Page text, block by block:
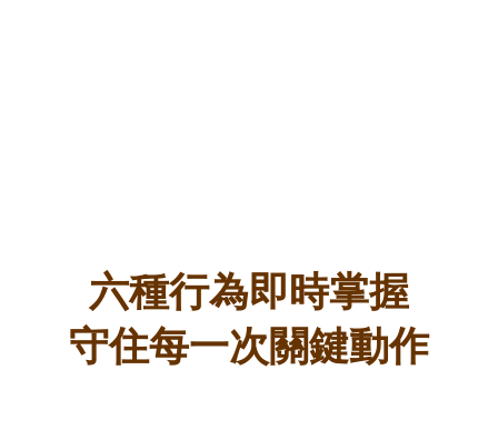
六種行為即時掌握
守住每一次關鍵動作